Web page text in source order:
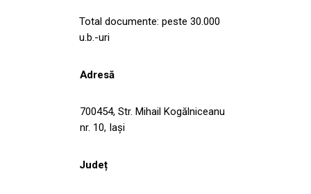
Total documente: peste 30.000
u.b.-uri
Adresă
700454, Str. Mihail Kogălniceanu
nr. 10, Iași
Județ